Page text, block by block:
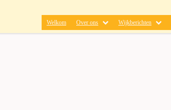
Welkom Over ons Wijkberichten